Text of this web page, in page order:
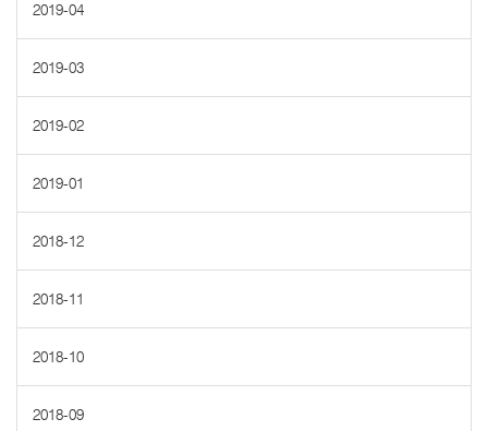
2019-04
2019-03
2019-02
2019-01
2018-12
2018-11
2018-10
2018-09